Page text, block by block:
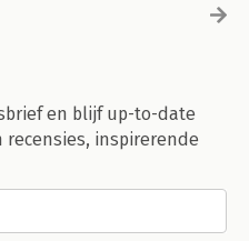
en blijf up-to-date
inspirerende